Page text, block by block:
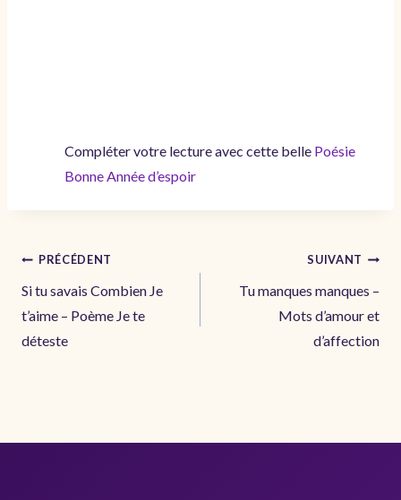
Compléter votre lecture avec cette belle Poésie
Bonne Année d’espoir
Navigation
de
l’article
PRÉCÉDENT
Si tu savais Combien Je
t’aime – Poème Je te
déteste
SUIVANT
Tu manques manques –
Mots d’amour et
d’affection